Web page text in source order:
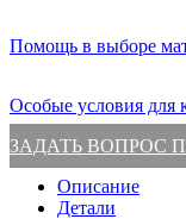
Помощь в выборе
Особые условия для
ЗАДАТЬ ВОПРОС
Описание
Детали